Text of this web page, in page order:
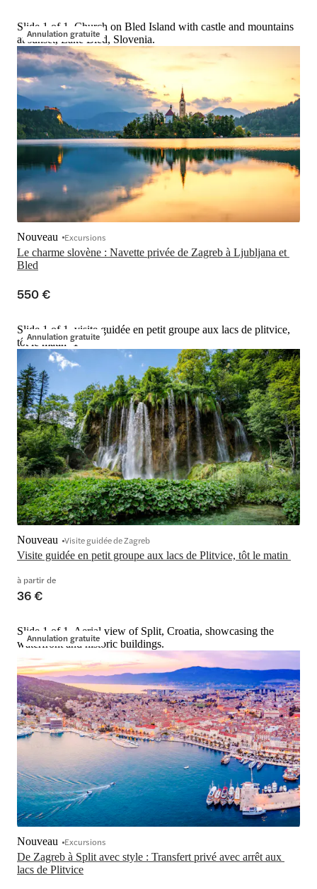
Annulation gratuite
Slide 1 of 1, Church on Bled Island with castle and mountains
at sunset, Lake Bled, Slovenia.
Le charme slovène : Navette privée de Zagreb à Ljubljana et
Bled
Nouveau Excursions
550 €
Annulation gratuite
Slide 1 of 1, visite guidée en petit groupe aux lacs de plitvice,
tôt le matin -1
Nouveau Visite guidée de Zagreb
à partir de
36 €
Annulation gratuite
Slide 1 of 1, Aerial view of Split, Croatia, showcasing the
waterfront and historic buildings.
De Zagreb à Split avec style : Transfert privé avec arrêt aux
lacs de Plitvice
Nouveau Excursions